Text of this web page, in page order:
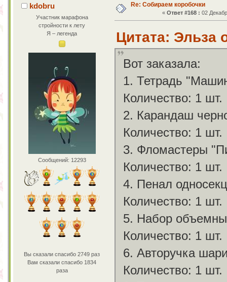
kdobru
Участник марафона
стройности к лету
Я – легенда
Сообщений: 12293
Вы сказали спасибо 2749 раз
Вам сказали спасибо 1834
раза
Re: Собираем коробочки
« Ответ #168 : 02
Цитата: Эльза
Вот заказала:
1. Тетрадь
Количество: 1 шт.
2. Карандаш
Количество: 1 шт.
3. Фломастеры
Количество: 1 шт.
4. Пенал
Количество: 1 шт.
5. Набор
Количество: 1 шт.
6. Авторучка
Количество: 1 шт.